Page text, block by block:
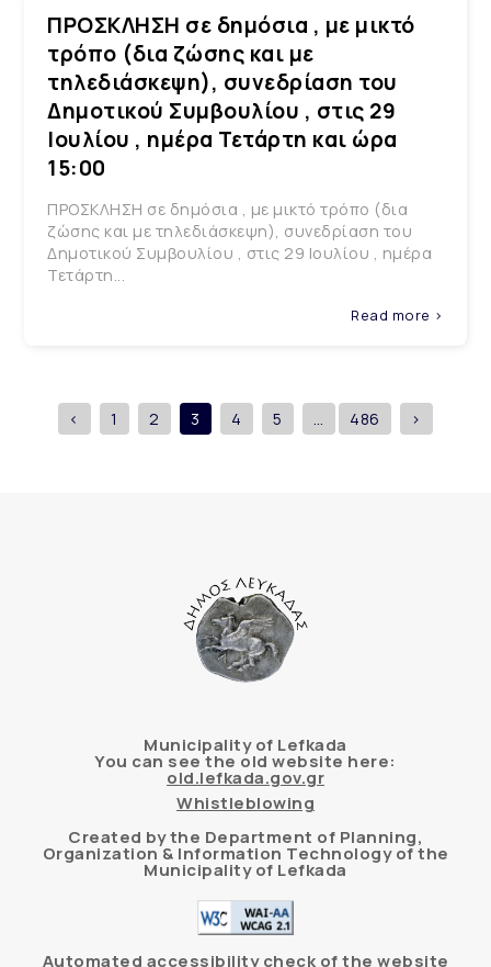
ΠΡΟΣΚΛΗΣΗ σε δημόσια , με μικτό
τρόπο (δια ζώσης και με
τηλεδιάσκεψη), συνεδρίαση του
Δημοτικού Συμβουλίου , στις 29
Ιουλίου , ημέρα Τετάρτη και ώρα
15:00
ΠΡΟΣΚΛΗΣΗ σε δημόσια , με μικτό τρόπο (δια
ζώσης και με τηλεδιάσκεψη), συνεδρίαση του
Δημοτικού Συμβουλίου , στις 29 Ιουλίου , ημέρα
Τετάρτη...
Read more >
< 1 2 3 4 5 … 486 >
Municipality of Lefkada
You can see the old website here:
old.lefkada.gov.gr
Whistleblowing
Created by the Department of Planning,
Organization & Information Technology of the
Municipality of Lefkada
Automated accessibility check of the website